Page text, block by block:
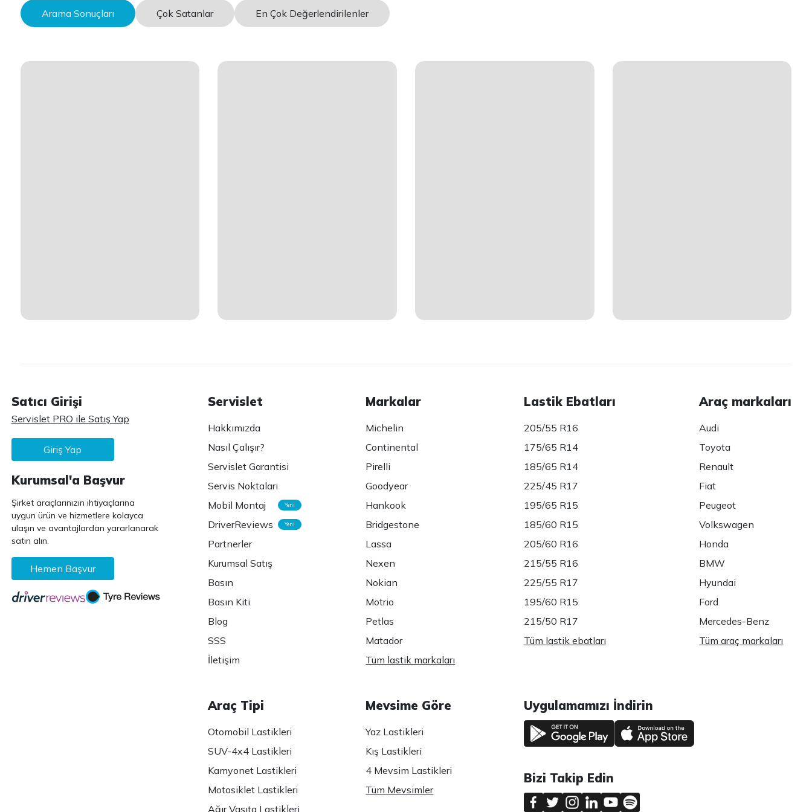
Arama Sonuçları Çok Satanlar En Çok Değerlendirilenler
Satıcı Girişi
Servislet PRO ile Satış Yap
Giriş Yap
Kurumsal'a Başvur
Şirket araçlarınızın ihtiyaçlarına
uygun ürün ve hizmetlere kolayca
ulaşın ve avantajlardan yararlanarak
satın alın.
Hemen Başvur
Servislet
Hakkımızda
Nasıl Çalışır?
Servislet Garantisi
Servis Noktaları
Mobil Montaj
Yeni
DriverReviews Yeni
Partnerler
Kurumsal Satış
Basın
Basın Kiti
Blog
SSS
İletişim
Markalar
Michelin
Continental
Pirelli
Goodyear
Hankook
Bridgestone
Lassa
Nexen
Nokian
Motrio
Petlas
Matador
Tüm lastik markaları
Lastik Ebatları
205/55 R16
175/65 R14
185/65 R14
225/45 R17
195/65 R15
185/60 R15
205/60 R16
215/55 R16
225/55 R17
195/60 R15
215/50 R17
Tüm lastik ebatları
Araç markaları
Audi
Toyota
Renault
Fiat
Peugeot
Volkswagen
Honda
BMW
Hyundai
Ford
Mercedes-Benz
Tüm araç markaları
Araç Tipi
Otomobil Lastikleri
SUV-4x4 Lastikleri
Kamyonet Lastikleri
Motosiklet Lastikleri
Ağır Vasıta Lastikleri
Mevsime Göre
Yaz Lastikleri
Kış Lastikleri
4 Mevsim Lastikleri
Tüm Mevsimler
Uygulamamızı İndirin
Bizi Takip Edin